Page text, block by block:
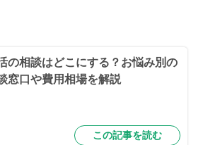
の相談はどこにする？お悩み別の
窓口や費用相場を解説
この記事を読む